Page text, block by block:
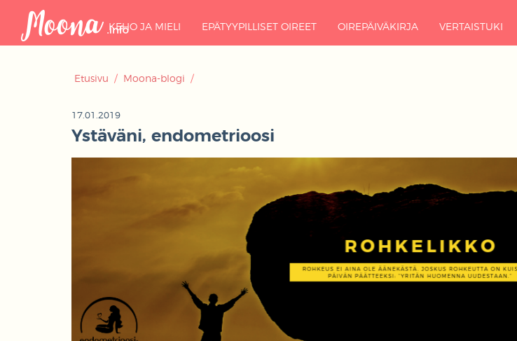
KEHO JA MIELI EPÄTYYPILLISET OIREET OIREPÄIVÄKIRJA VERTAISTUKI
Etusivu / Moona-blogi /
17.01.2019
Ystäväni, endometrioosi